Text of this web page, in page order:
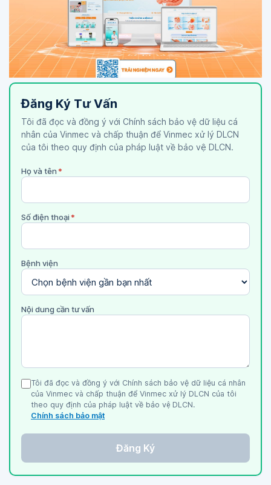
Đăng Ký Tư Vấn
Tôi đã đọc và đồng ý với Chính sách bảo vệ dữ liệu cá
nhân của Vinmec và chấp thuận để Vinmec xử lý DLCN
của tôi theo quy định của pháp luật về bảo vệ DLCN.
Họ và tên*
Số điện thoại*
Bệnh viện
Nội dung cần tư vấn
Tôi đã đọc và đồng ý với Chính sách bảo vệ dữ liệu cá nhân
của Vinmec và chấp thuận để Vinmec xử lý DLCN của tôi
theo quy định của pháp luật về bảo vệ DLCN.
Chính sách bảo mật
Đăng Ký